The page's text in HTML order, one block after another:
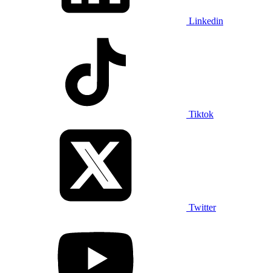
Linkedin
Tiktok
Twitter